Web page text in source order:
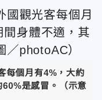
每個月有4%，大約
是感冒。（示意